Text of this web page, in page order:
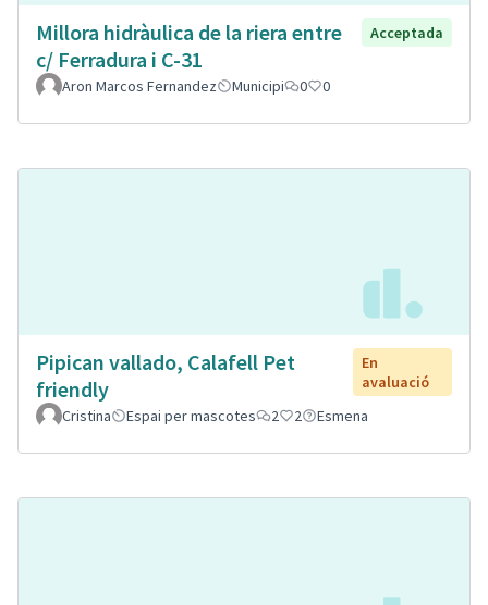
Millora hidràulica de la riera entre
c/ Ferradura i C-31
Acceptada
Aron Marcos Fernandez Municipi 0 0
Pipican vallado, Calafell Pet
friendly
En
avaluació
Cristina
Espai per mascotes 2 2 Esmena